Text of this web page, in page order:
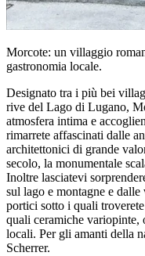
Morcote: un villaggio
gastronomia locale.
Designato tra i più bei
rive del Lago di Lugano,
atmosfera intima e
rimarrete affascinati dalle
architettonici di grande
secolo, la monumentale
Inoltre lasciatevi
sul lago e montagne e
portici sotto i quali
quali ceramiche
locali. Per gli amanti della
Scherrer.